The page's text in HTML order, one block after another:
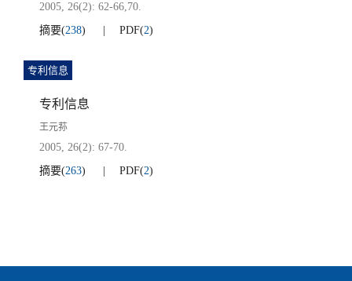
2005, 26(2): 62-66,70.
摘要(238) PDF(2)
专利信息
专利信息
王元荪
2005, 26(2): 67-70.
摘要(263) PDF(2)